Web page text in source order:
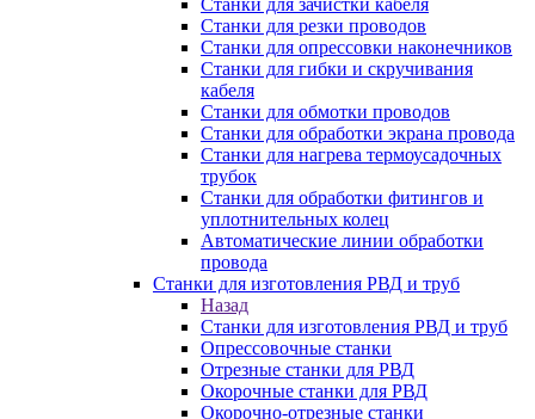
Станки для зачистки кабеля
Станки для резки проводов
Станки для опрессовки наконечников
Станки для гибки и скручивания
кабеля
Станки для обмотки проводов
Станки для обработки экрана провода
Станки для нагрева термоусадочных
трубок
Станки для обработки фитингов и
уплотнительных колец
Автоматические линии обработки
провода
Станки для изготовления РВД и труб
Назад
Станки для изготовления РВД и труб
Опрессовочные станки
Отрезные станки для РВД
Окорочные станки для РВД
Окорочно-отрезные станки